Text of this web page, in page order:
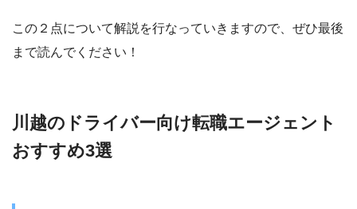
この２点について解説を行なっていきますので、ぜひ最後
まで読んでください！
川越のドライバー向け転職エージェント
おすすめ3選